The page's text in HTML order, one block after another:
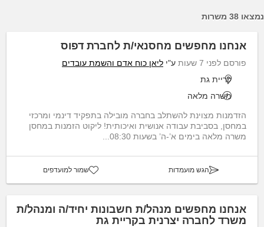
נמצאו 38 משרות
אנחנו מחפשים מחסנאי/ת לחברת דפוס
פורסם לפני 7 שעות ע"י ליאן כוח אדם והשמת עובדים
קריית גת
משרה מלאה
הזדמנות מצוינת להשתלב בחברה מובילה בתפקיד דינמי ומרכזי
במחסן, בסביבת עבודה אנושית ואיכותית! ליקוט הזמנות במחסן
משרה מלאה בימים א’-ה’ בשעות 08:30...
הגש מועמדות שמור למועדפים
אנחנו מחפשים מנהל/ת חשבונות יחיד/ה ומנהל/ת
משרד לחברה יצרנית בקריית גת